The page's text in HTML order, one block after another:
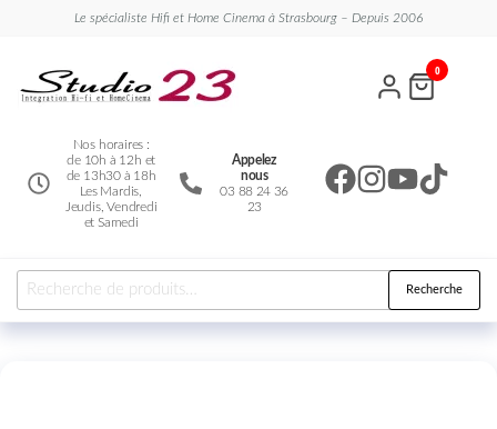
Le spécialiste Hifi et Home Cinema à Strasbourg – Depuis 2006
Nos horaires :
de 10h à 12h et
de 13h30 à 18h
Les Mardis,
Jeudis, Vendredi
et Samedi
Appelez
nous
03 88 24 36
23
0
Recherche